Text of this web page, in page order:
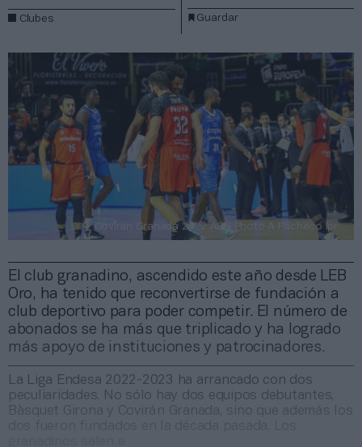
El club granadino, ascendido este año desde LEB
Oro, ha tenido que reconvertirse de fundación a
club deportivo para poder competir. El número de
abonados se ha más que triplicado y ha logrado
más apoyo de instituciones y patrocinadores.
Covirán Granada 2022 ACB Photo A Pacheco lpr
Clubes Guardar
La Liga Endesa 2022-2023 ha arrancado con dos
peculiaridades. No sólo hay dos equipos debutantes,
Bàsquet Girona y Covirán Granada, sino que además los